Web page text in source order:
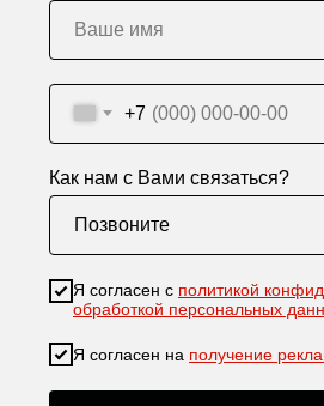
+7
Как нам с Вами связаться?
Я согласен с политикой
обработкой персональных
Я согласен на получение